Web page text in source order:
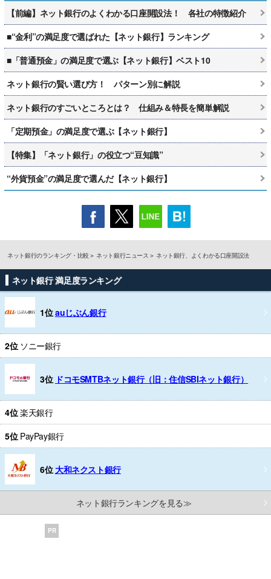
【前編】ネット銀行のよくわかる口座開設法！ 各社の特徴紹介
■“金利”の満足度で選ばれた【ネット銀行】ランキング
■「普通預金」の満足度で選ぶ【ネット銀行】ベスト10
ネット銀行の賢い選び方！ パターン別に解説
ネット銀行のすごいところとは？ 仕組み＆特長を簡単解説
「定期預金」の満足度で選ぶ【ネット銀行】
【特集】「ネット銀行」の役立つ“豆知識”
“外貨預金”の満足度で選んだ【ネット銀行】
ネット銀行のランキング・比較 ネット銀行ニュース ネット銀行、よくわかる口座開設法
ネット銀行 満足度ランキング
1位auじぶん銀行
2位 ソニー銀行
3位 ドコモSMTBネット銀行（旧：住信SBIネット銀行）
4位楽天銀行
5位 PayPay銀行
6位 大和ネクスト銀行
ネット銀行ランキングを見る≫
PR